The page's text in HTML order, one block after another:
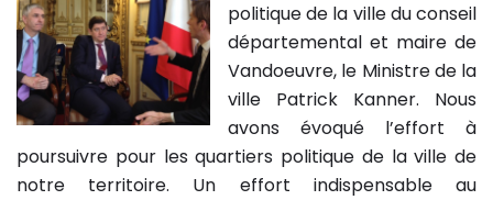
politique de la ville du conseil
départemental et maire de
Vandoeuvre, le Ministre de la
ville Patrick Kanner. Nous
avons évoqué l’effort à
poursuivre pour les quartiers politique de la ville de
notre territoire. Un effort indispensable au